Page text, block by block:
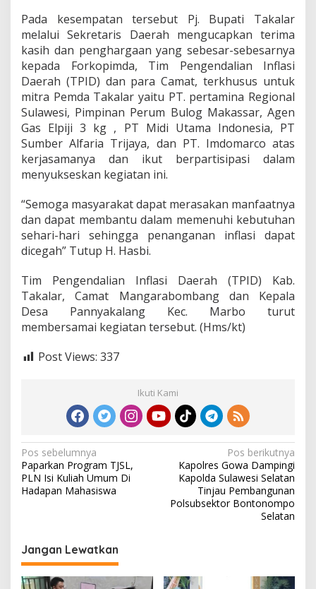
a
l
a
r
T
u
r
t
H
a
d
i
r
e
w
a
i
i
J
.
B
p
T
a
l
a
r
Pada kesempatan tersebut Pj. Bupati Takalar
melalui Sekretaris Daerah mengucapkan terima
kasih dan penghargaan yang sebesar-sebesarnya
kepada Forkopimda, Tim Pengendalian Inflasi
Daerah (TPID) dan para Camat, terkhusus untuk
mitra Pemda Takalar yaitu PT. pertamina Regional
Sulawesi, Pimpinan Perum Bulog Makassar, Agen
Gas Elpiji 3 kg , PT Midi Utama Indonesia, PT
Sumber Alfaria Trijaya, dan PT. Imdomarco atas
kerjasamanya dan ikut berpartisipasi dalam
menyukseskan kegiatan ini.
“Semoga masyarakat dapat merasakan manfaatnya
dan dapat membantu dalam memenuhi kebutuhan
sehari-hari sehingga penanganan inflasi dapat
dicegah” Tutup H. Hasbi.
Tim Pengendalian Inflasi Daerah (TPID) Kab.
Takalar, Camat Mangarabombang dan Kepala
Desa Pannyakalang Kec. Marbo turut
membersamai kegiatan tersebut. (Hms/kt)
Post Views: 337
Ikuti Kami
N
a
v
a
s
Pos sebelumnya
Paparkan Program TJSL,
PLN Isi Kuliah Umum Di
Hadapan Mahasiswa
Pos berikutnya
Kapolres Gowa Dampingi
Kapolda Sulawesi Selatan
Tinjau Pembangunan
Polsubsektor Bontonompo
Selatan
Jangan Lewatkan